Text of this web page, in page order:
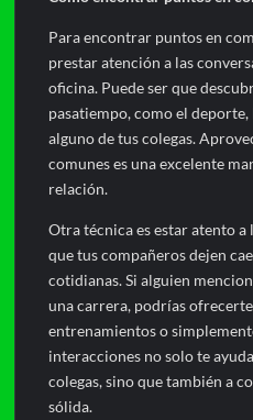
Para encontrar puntos en
prestar atención a las
oficina. Puede ser que
pasatiempo, como el
alguno de tus colegas.
comunes es una excelente
relación.
Otra técnica es estar atento a
que tus compañeros dejen
cotidianas. Si alguien
una carrera, podrías
entrenamientos o
interacciones no solo te
colegas, sino que también a
sólida.